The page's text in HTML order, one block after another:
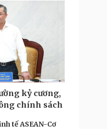
kỷ cương,
chính sách
tế ASEAN-Cơ